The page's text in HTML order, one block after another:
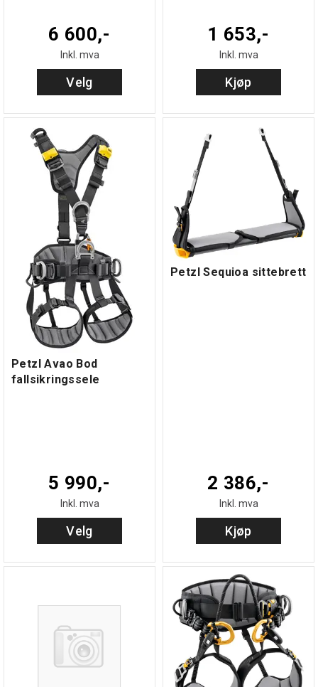
6 600,-
Inkl. mva
Velg
1 653,-
Inkl. mva
Kjøp
Petzl Avao Bod
fallsikringssele
5 990,-
Inkl. mva
Velg
Petzl Sequioa sittebrett
2 386,-
Inkl. mva
Kjøp